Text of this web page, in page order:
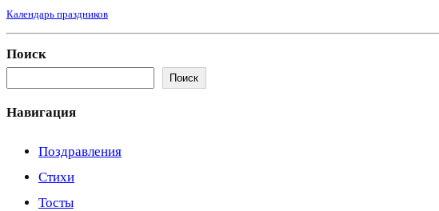
Календарь праздников
Поиск
Поиск
Навигация
Поздравления
Стихи
Тосты